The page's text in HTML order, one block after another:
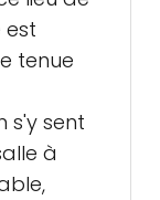
est
tenue
s'y sent
à